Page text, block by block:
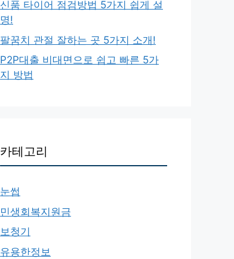
신품 타이어 점검방법 5가지 쉽게 설
명!
팔꿈치 관절 잘하는 곳 5가지 소개!
P2P대출 비대면으로 쉽고 빠른 5가
지 방법
카테고리
눈썹
민생회복지원금
보청기
유용한정보